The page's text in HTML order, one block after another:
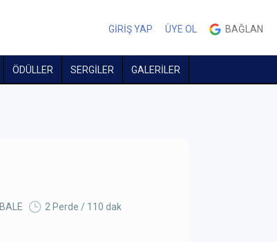
GİRİŞ YAP ÜYE OL BAĞLAN
ÖDÜLLER SERGİLER GALERİLER
BALE
2 Perde / 110 dak